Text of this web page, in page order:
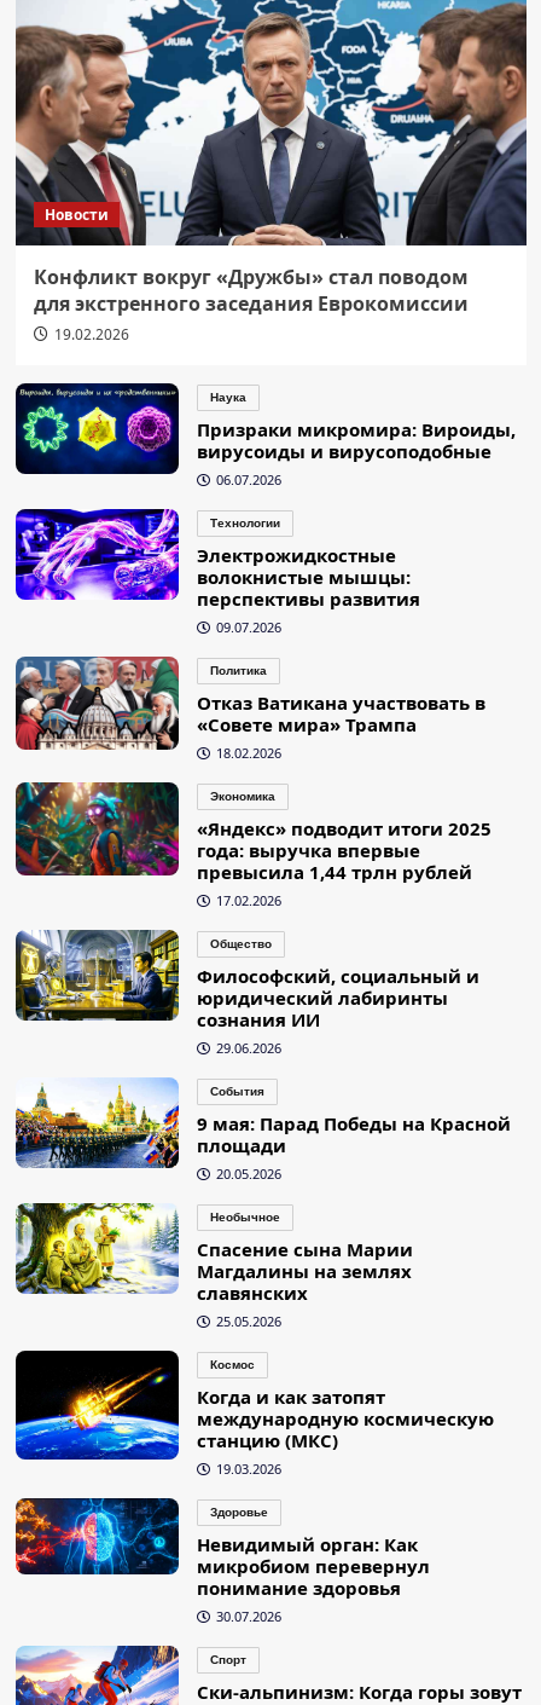
Новости
Конфликт вокруг «Дружбы» стал поводом
для экстренного заседания Еврокомиссии
19.02.2026
Наука
Призраки микромира: Вироиды,
вирусоиды и вирусоподобные
06.07.2026
Технологии
Электрожидкостные
волокнистые мышцы:
перспективы развития
09.07.2026
Политика
Отказ Ватикана участвовать в
«Совете мира» Трампа
18.02.2026
Экономика
«Яндекс» подводит итоги 2025
года: выручка впервые
превысила 1,44 трлн рублей
17.02.2026
Общество
Философский, социальный и
юридический лабиринты
сознания ИИ
29.06.2026
События
9 мая: Парад Победы на Красной
площади
20.05.2026
Необычное
Спасение сына Марии
Магдалины на землях
славянских
25.05.2026
Космос
Когда и как затопят
международную космическую
станцию (МКС)
19.03.2026
Здоровье
Невидимый орган: Как
микробиом перевернул
понимание здоровья
30.07.2026
Спорт
Ски-альпинизм: Когда горы зовут